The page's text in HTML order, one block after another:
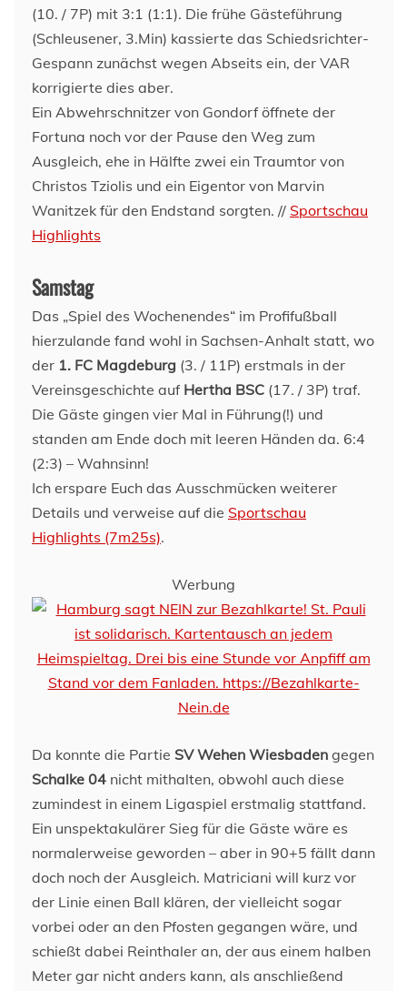
(10. / 7P) mit 3:1 (1:1). Die frühe Gästeführung
(Schleusener, 3.Min) kassierte das Schiedsrichter-
Gespann zunächst wegen Abseits ein, der VAR
korrigierte dies aber.
Ein Abwehrschnitzer von Gondorf öffnete der
Fortuna noch vor der Pause den Weg zum
Ausgleich, ehe in Hälfte zwei ein Traumtor von
Christos Tziolis und ein Eigentor von Marvin
Wanitzek für den Endstand sorgten. // Sportschau
Highlights
Samstag
Das „Spiel des Wochenendes“ im Profifußball
hierzulande fand wohl in Sachsen-Anhalt statt, wo
der 1. FC Magdeburg (3. / 11P) erstmals in der
Vereinsgeschichte auf Hertha BSC (17. / 3P) traf.
Die Gäste gingen vier Mal in Führung(!) und
standen am Ende doch mit leeren Händen da. 6:4
(2:3) – Wahnsinn!
Ich erspare Euch das Ausschmücken weiterer
Details und verweise auf die Sportschau
Highlights (7m25s).
Werbung
Da konnte die Partie SV Wehen Wiesbaden gegen
Schalke 04 nicht mithalten, obwohl auch diese
zumindest in einem Ligaspiel erstmalig stattfand.
Ein unspektakulärer Sieg für die Gäste wäre es
normalerweise geworden – aber in 90+5 fällt dann
doch noch der Ausgleich. Matriciani will kurz vor
der Linie einen Ball klären, der vielleicht sogar
vorbei oder an den Pfosten gegangen wäre, und
schießt dabei Reinthaler an, der aus einem halben
Meter gar nicht anders kann, als anschließend